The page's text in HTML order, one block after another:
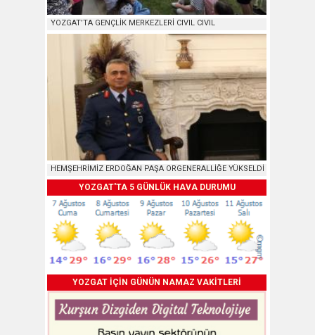
YOZGAT’TA GENÇLİK MERKEZLERİ CIVIL CIVIL
HEMŞEHRİMİZ ERDOĞAN PAŞA ORGENERALLİĞE YÜKSELDİ
YOZGAT'TA 5 GÜNLÜK HAVA DURUMU
YOZGAT İÇİN GÜNÜN NAMAZ VAKİTLERİ